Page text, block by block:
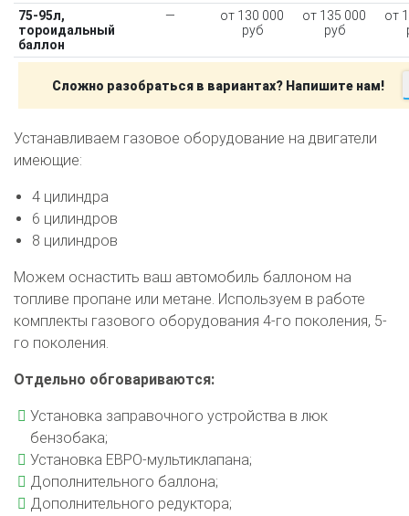
75-95л,
тороидальный
баллон
—
от 130 000
руб
от 135 000
руб
от
Сложно разобраться в вариантах? Напишите нам!
Устанавливаем газовое оборудование на двигатели
имеющие:
4 цилиндра
6 цилиндров
8 цилиндров
Можем оснастить ваш автомобиль баллоном на
топливе пропане или метане. Используем в работе
комплекты газового оборудования 4-го поколения, 5-
го поколения.
Отдельно обговариваются:
Установка заправочного устройства в люк
бензобака;
Установка ЕВРО-мультиклапана;
Дополнительного баллона;
Дополнительного редуктора;